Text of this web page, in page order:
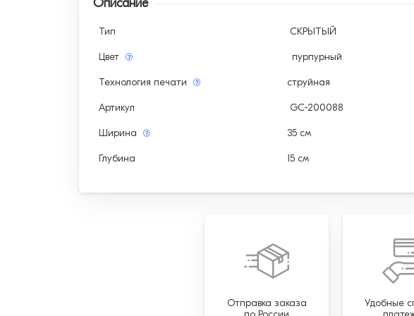
Описание
Тип СКРЫТЫЙ
Цвет пурпурный
Технология печати струйная
Артикул GC-200088
Ширина 35 см
Глубина 15 см
Отправка заказа
Удобные